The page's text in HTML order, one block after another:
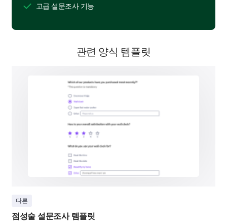
Product Preferences & Suggestions for
custom order decisions and any suggestions you
might have for us.
Please rate the importance of the following
factors when placing a custom order.
1
Product Quality (1-5 rating)
Price (1-5 rating)
Shipping Time (1-5 rating)
고급 설문조사 기능
관련 양식 템플릿
다른
점성술 설문조사 템플릿